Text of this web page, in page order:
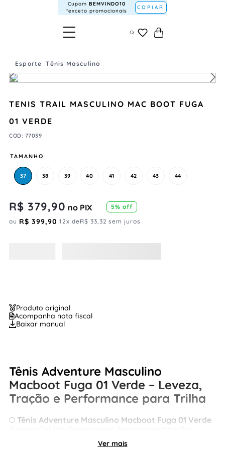
Cupom BEMVINDO10
*exceto promocionais
COPIAR
Esporte Tênis Masculino
TENIS TRAIL MASCULINO MAC BOOT FUGA
01 VERDE
COD: 77039
TAMANHO
37 38 39 40 41 42 43 44
R$ 379,90 no PIX 5% off
ou R$ 399,90 12x deR$ 33,32 sem juros
Produto original
Acompanha nota fiscal
Baixar manual
Tênis Adventure Masculino
Macboot Fuga 01 Verde – Leveza,
Tração e Performance para Trilha
O Tênis Adventure Masculino Macboot Fuga 01 Verde
construção leve e tecnologias avançadas, ele se
Ver mais